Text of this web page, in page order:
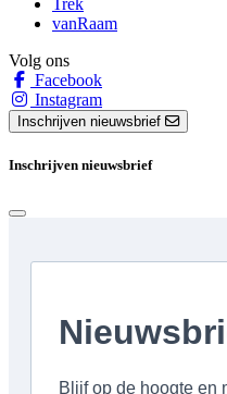
vanRaam
Volg ons
Facebook
Instagram
Inschrijven nieuwsbrief
Inschrijven nieuwsbrief